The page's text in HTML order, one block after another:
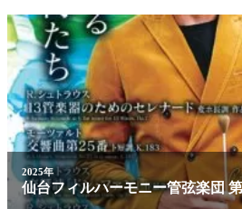
2025年
仙台フィルハーモニー管弦楽団